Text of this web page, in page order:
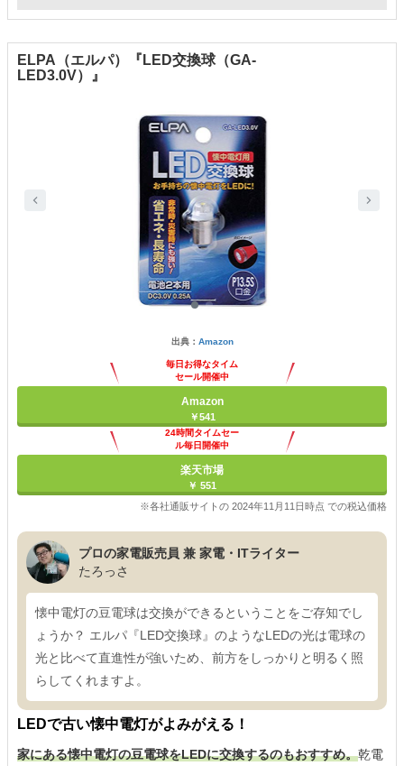
ELPA（エルパ）『LED交換球（GA-
LED3.0V）』
出典： Amazon
毎日お得なタイム
セール開催中
Amazon
￥541
24時間タイムセー
ル毎日開催中
楽天市場
￥ 551
※各社通販サイトの 2024年11月11日時点 での税込価格
プロの家電販売員 兼 家電・ITライター
たろっさ
懐中電灯の豆電球は交換ができるということをご存知でし
ょうか？ エルパ『LED交換球』のようなLEDの光は電球の
光と比べて直進性が強いため、前方をしっかりと明るく照
らしてくれますよ。
LEDで古い懐中電灯がよみがえる！
家にある懐中電灯の豆電球をLEDに交換するのもおすすめ。乾電